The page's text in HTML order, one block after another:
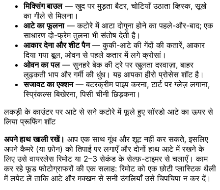
मिक्सिंग बाउल— खुद पर मुड़ता बैटर, चोटियाँ उठाता व्हिस्क, सूखे
का गीले से मिलना।
आटे का फूलना— कटोरे में आटा दोगुना होने का पहले-और-बाद; एक
साधारण दो-फ्रेम तुलना भी संतोष देती है।
आकार देना और शीट पैन— कुकी-आटे की गेंदों की कतारें, आकार
दिया गया बूल, ओवन से पहले कतार में लगे क्रोसां।
ओवन का पल— सुनहरे बेक की ट्रे पर खुलता दरवाज़ा, बाहर
लुढ़कती भाप और गर्मी की धुंध। यह आपका हीरो प्रोसेस शॉट है।
सजावट का एक्शन— बटरक्रीम पाइप करना, टार्ट पर ग्लेज़ लगाना,
स्प्रिंकल्स बिखेरना, पिसी चीनी छिड़कना।
लकड़ी के काउंटर पर आटे से सने कटोरे में फूले हुए सॉरडो आटे का ऊपर से
लिया प्रूफिंग शॉट
अपने हाथ खाली रखें। आप एक साथ गूंथ और शूट नहीं कर सकते, इसलिए
अपने कैमरे (या फ़ोन) को तिपाई पर लगाएँ और दोनों हाथ आटे में रखने के
लिए उसे वायरलेस रिमोट या 2–3 सेकंड के सेल्फ़-टाइमर से चलाएँ। काम
कर रहे फूड फोटोग्राफरों की एक सलाह: रिमोट को एक छोटी प्लास्टिक थैली
में लपेट लें ताकि आटे और मक्खन से सनी उंगलियाँ उसे चिपचिपा न कर दें।